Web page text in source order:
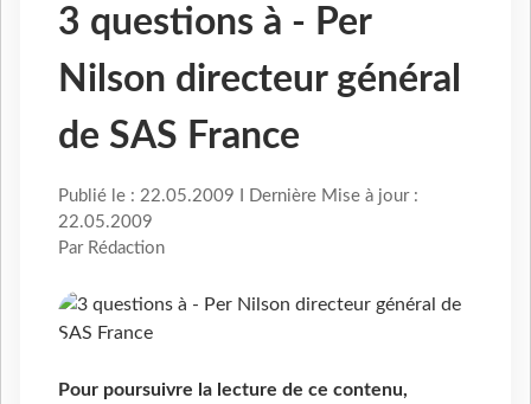
3 questions à - Per
Nilson directeur général
de SAS France
Publié le : 22.05.2009 I Dernière Mise à jour :
22.05.2009
Par Rédaction
Pour poursuivre la lecture de ce contenu,